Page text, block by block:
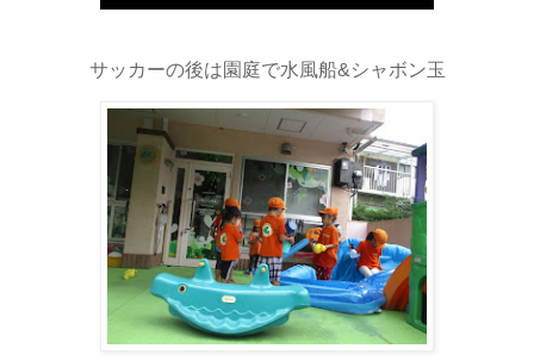
サッカーの後は園庭で水風船&シャボン玉